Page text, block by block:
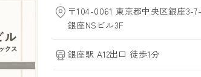
〒104-0061 東京都中央区銀座3-
銀座NSビル3F
銀座駅 A12出口 徒歩1分